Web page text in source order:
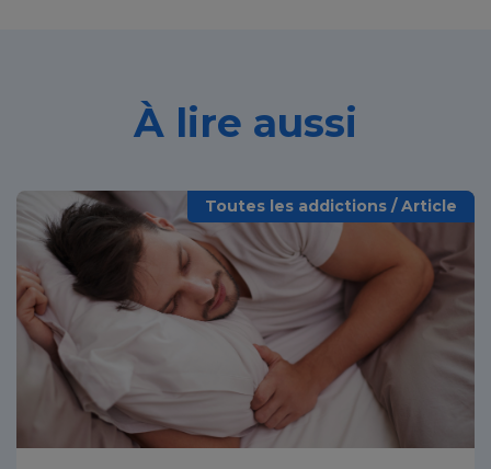
À lire aussi
Toutes les addictions / Article